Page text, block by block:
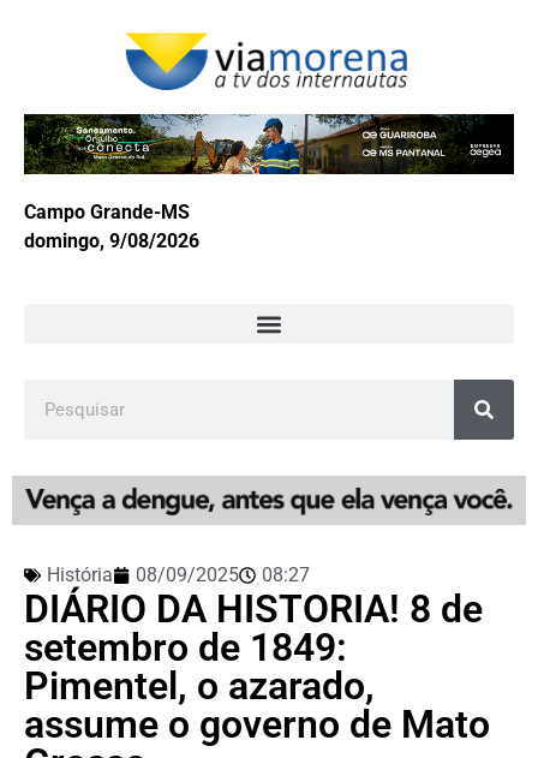
Campo Grande-MS
domingo, 9/08/2026
História 08/09/2025 08:27
DIÁRIO DA HISTORIA! 8 de
setembro de 1849:
Pimentel, o azarado,
assume o governo de Mato